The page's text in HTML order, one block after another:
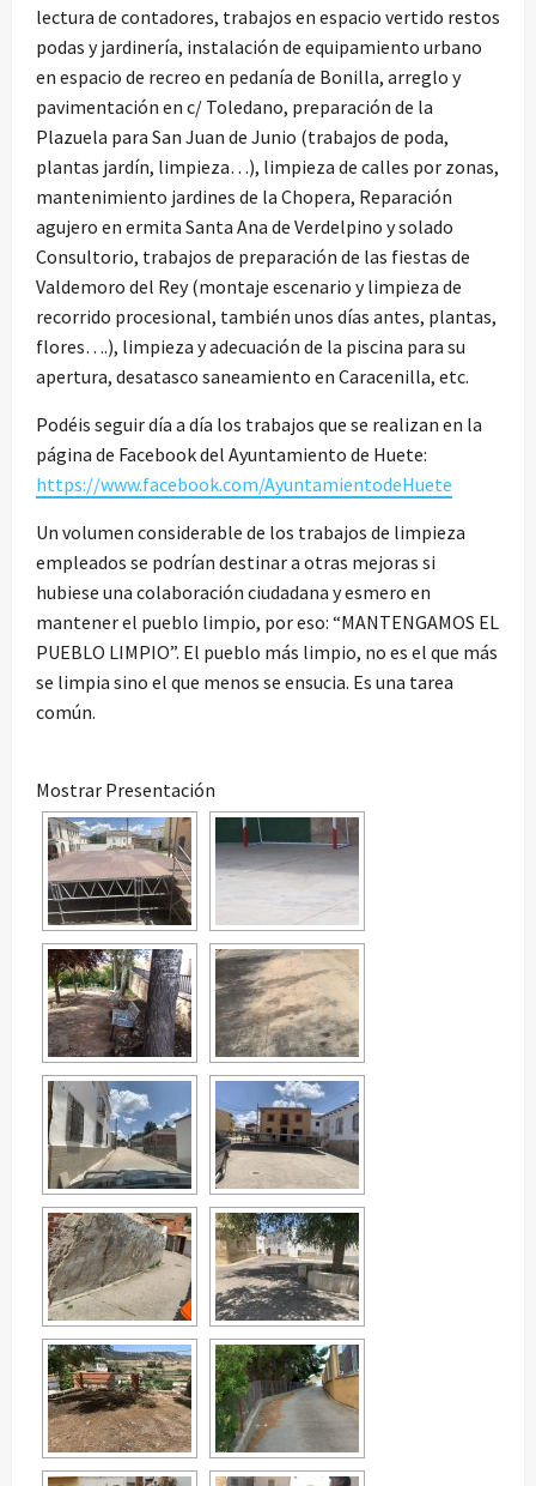
lectura de contadores, trabajos en espacio vertido restos
podas y jardinería, instalación de equipamiento urbano
en espacio de recreo en pedanía de Bonilla, arreglo y
pavimentación en c/ Toledano, preparación de la
Plazuela para San Juan de Junio (trabajos de poda,
plantas jardín, limpieza…), limpieza de calles por zonas,
mantenimiento jardines de la Chopera, Reparación
agujero en ermita Santa Ana de Verdelpino y solado
Consultorio, trabajos de preparación de las fiestas de
Valdemoro del Rey (montaje escenario y limpieza de
recorrido procesional, también unos días antes, plantas,
flores….), limpieza y adecuación de la piscina para su
apertura, desatasco saneamiento en Caracenilla, etc.
Podéis seguir día a día los trabajos que se realizan en la
página de Facebook del Ayuntamiento de Huete:
https://www.facebook.com/AyuntamientodeHuete
Un volumen considerable de los trabajos de limpieza
empleados se podrían destinar a otras mejoras si
hubiese una colaboración ciudadana y esmero en
mantener el pueblo limpio, por eso: “MANTENGAMOS EL
PUEBLO LIMPIO”. El pueblo más limpio, no es el que más
se limpia sino el que menos se ensucia. Es una tarea
común.
Mostrar Presentación